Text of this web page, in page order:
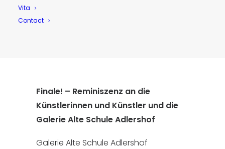
Vita
Contact
Finale! – Reminiszenz an die
Künstlerinnen und Künstler und die
Galerie Alte Schule Adlershof
Galerie Alte Schule Adlershof